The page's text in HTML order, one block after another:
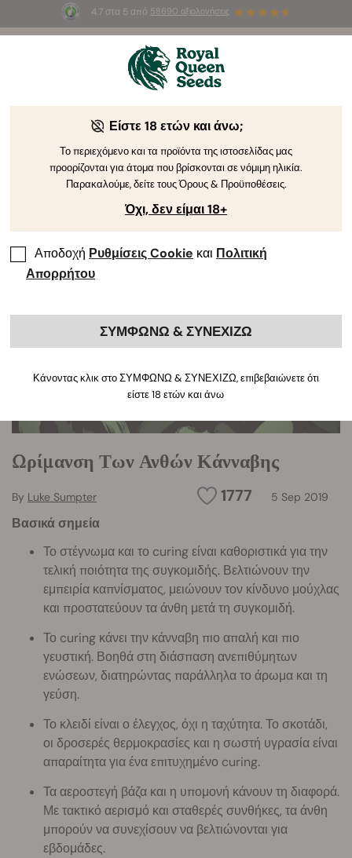
4.7 στα 5 από 58690 αξιολογήσεις
Summer Sales : Έως και -50%
προϊόντα! ⏤
Οδηγός Καλλιέργειας Κάνναβης από τη Royal Queen Seeds
Ευρετήριο Θεμάτων Οδηγού Καλλιέργειας
Ωρίμανση Των Ανθών Κάνναβης
1777 5 Sep 2019
By Luke Sumpter
Βασικά σημεία
Το στέγνωμα και το curing είναι καθοριστικά για την
τελική ποιότητα της συγκομιδής. Βελτιώνουν την
εμπειρία καπνίσματος, μειώνουν τον κίνδυνο μούχλας
και προστατεύουν τα άνθη μετά τη συγκομιδή.
Το curing κάνει την κάνναβη πιο απαλή και πιο
γευστική. Βοηθά στη διάσπαση ανεπιθύμητων
ενώσεων, διατηρώντας παράλληλα το άρωμα και τη
γεύση.
Το κλειδί είναι ο έλεγχος, όχι η ταχύτητα. Το σκοτάδι,
οι δροσερές θερμοκρασίες και η σωστή υγρασία είναι
απαραίτητα για ένα επιτυχημένο curing.
Τα αεροστεγή βάζα και η υπομονή κάνουν τη διαφορά.
Με τακτικό αερισμό και σταθερές συνθήκες, τα άνθη
μπορούν να συνεχίσουν να βελτιώνονται για
εβδομάδες.
Είστε 18 ετών και άνω;
Το περιεχόμενο και τα προϊόντα της ιστοσελίδας μας
προορίζονται για άτομα που βρίσκονται σε νόμιμη ηλικία.
Παρακαλούμε, δείτε τους Όρους & Προϋποθέσεις.
Όχι, δεν είμαι 18+
Αποδοχή Ρυθμίσεις Cookie και Πολιτική
Απορρήτου
ΣΥΜΦΩΝΩ & ΣΥΝΕΧΙΖΩ
Κάνοντας κλικ στο ΣΥΜΦΩΝΩ & ΣΥΝΕΧΙΖΩ, επιβεβαιώνετε ότι
είστε 18 ετών και άνω